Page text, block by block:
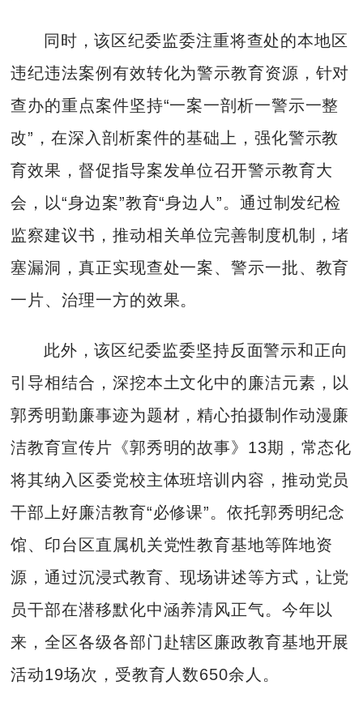
同时，该区纪委监委注重将查处的本地区
违纪违法案例有效转化为警示教育资源，针对
查办的重点案件坚持“一案一剖析一警示一整
改”，在深入剖析案件的基础上，强化警示教
育效果，督促指导案发单位召开警示教育大
会，以“身边案”教育“身边人”。通过制发纪检
监察建议书，推动相关单位完善制度机制，堵
塞漏洞，真正实现查处一案、警示一批、教育
一片、治理一方的效果。
此外，该区纪委监委坚持反面警示和正向
引导相结合，深挖本土文化中的廉洁元素，以
郭秀明勤廉事迹为题材，精心拍摄制作动漫廉
洁教育宣传片《郭秀明的故事》13期，常态化
将其纳入区委党校主体班培训内容，推动党员
干部上好廉洁教育“必修课”。依托郭秀明纪念
馆、印台区直属机关党性教育基地等阵地资
源，通过沉浸式教育、现场讲述等方式，让党
员干部在潜移默化中涵养清风正气。今年以
来，全区各级各部门赴辖区廉政教育基地开展
活动19场次，受教育人数650余人。